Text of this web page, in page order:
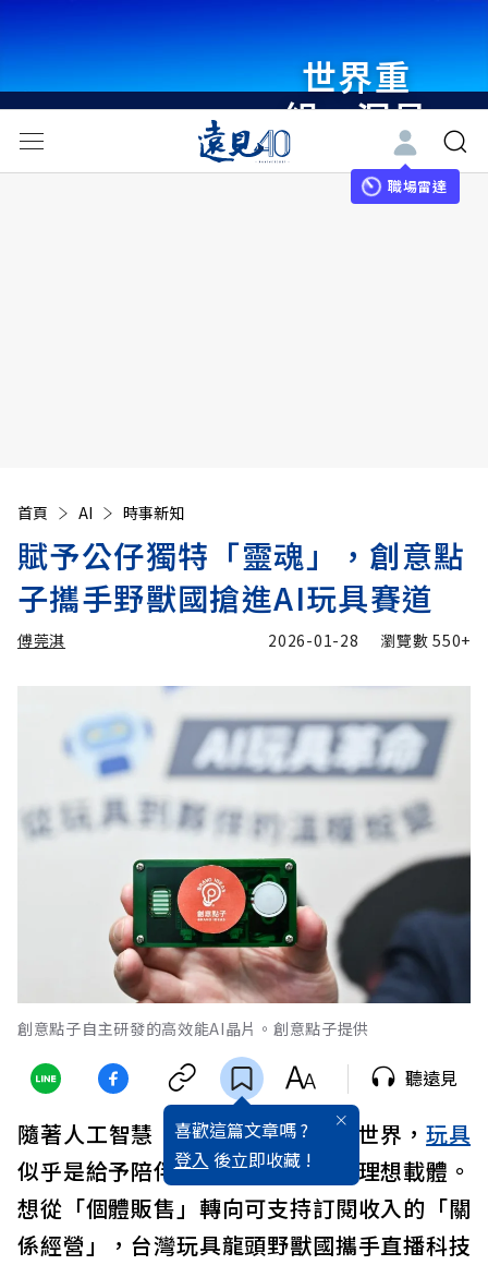
世界重
組・洞見
未來 與
世界領袖
職場雷達
首頁 AI 時事新知
賦予公仔獨特「靈魂」，創意點
子攜手野獸國搶進AI玩具賽道
傅莞淇 2026-01-28 瀏覽數550+
創意點子自主研發的高效能AI晶片。創意點子提供
喜歡這篇文章嗎 ?
登入 後立即收藏 !
聽遠見
隨著人工智慧（AI）加速融入實體世界，玩具
似乎是給予陪伴功能、情緒價值的理想載體。
想從「個體販售」轉向可支持訂閱收入的「關
係經營」，台灣玩具龍頭野獸國攜手直播科技